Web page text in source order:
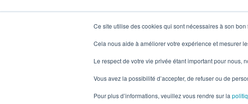
Ce site utilise des cookies qui sont nécessaires à son
Cela nous aide à améliorer votre expérience et mesurer
Le respect de votre vie privée étant important pour nous,
Vous avez la possibilité d’accepter, de refuser ou de
Pour plus d’informations, veuillez vous rendre sur la